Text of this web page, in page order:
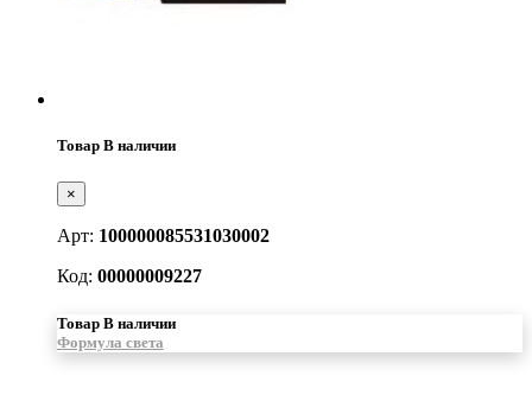
Товар В наличии
×
Арт: 100000085531030002
Код: 00000009227
Товар В наличии
Формула света